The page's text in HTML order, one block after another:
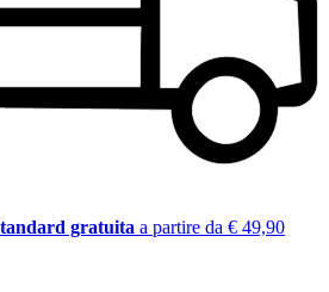
gratuita a partire da € 49,90